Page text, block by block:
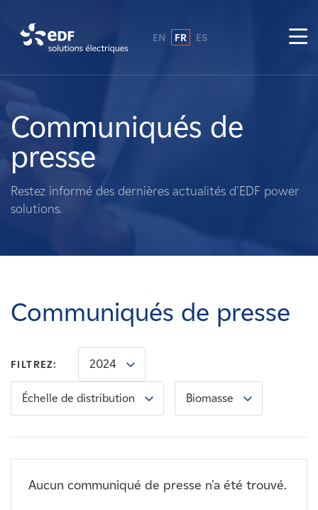
A propos de nous
Ce que nous faisons
Propriétaires fonciers
Carrières
Nouvelles
Contactez-nous
EN FR ES
Communiqués de
presse
Restez informé des dernières actualités d'EDF power
solutions.
Communiqués de presse
FILTREZ: 2024
Échelle de distribution Biomasse
Aucun communiqué de presse n'a été trouvé.